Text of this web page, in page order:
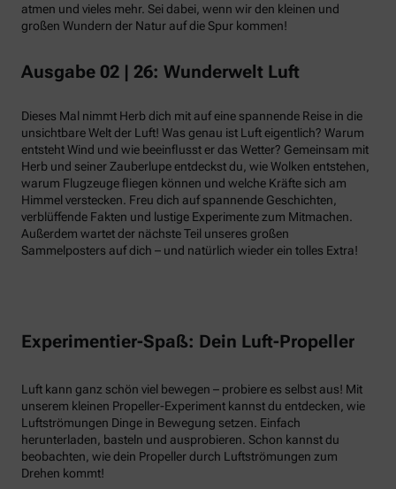
atmen und vieles mehr. Sei dabei, wenn wir den kleinen und
großen Wundern der Natur auf die Spur kommen!
Ausgabe 02 | 26: Wunderwelt Luft
Dieses Mal nimmt Herb dich mit auf eine spannende Reise in die
unsichtbare Welt der Luft! Was genau ist Luft eigentlich? Warum
entsteht Wind und wie beeinflusst er das Wetter? Gemeinsam mit
Herb und seiner Zauberlupe entdeckst du, wie Wolken entstehen,
warum Flugzeuge fliegen können und welche Kräfte sich am
Himmel verstecken. Freu dich auf spannende Geschichten,
verblüffende Fakten und lustige Experimente zum Mitmachen.
Außerdem wartet der nächste Teil unseres großen
Sammelposters auf dich – und natürlich wieder ein tolles Extra!
Experimentier-Spaß: Dein Luft-Propeller
Luft kann ganz schön viel bewegen – probiere es selbst aus! Mit
unserem kleinen Propeller-Experiment kannst du entdecken, wie
Luftströmungen Dinge in Bewegung setzen. Einfach
herunterladen, basteln und ausprobieren. Schon kannst du
beobachten, wie dein Propeller durch Luftströmungen zum
Drehen kommt!